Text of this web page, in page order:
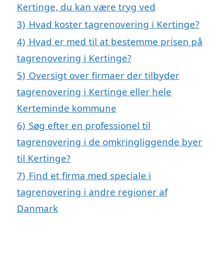
Kertinge, du kan være tryg ved
3) Hvad koster tagrenovering i Kertinge?
4) Hvad er med til at bestemme prisen på
tagrenovering i Kertinge?
5) Oversigt over firmaer der tilbyder
tagrenovering i Kertinge eller hele
Kerteminde kommune
6) Søg efter en professionel til
tagrenovering i de omkringliggende byer
til Kertinge?
7) Find et firma med speciale i
tagrenovering i andre regioner af
Danmark